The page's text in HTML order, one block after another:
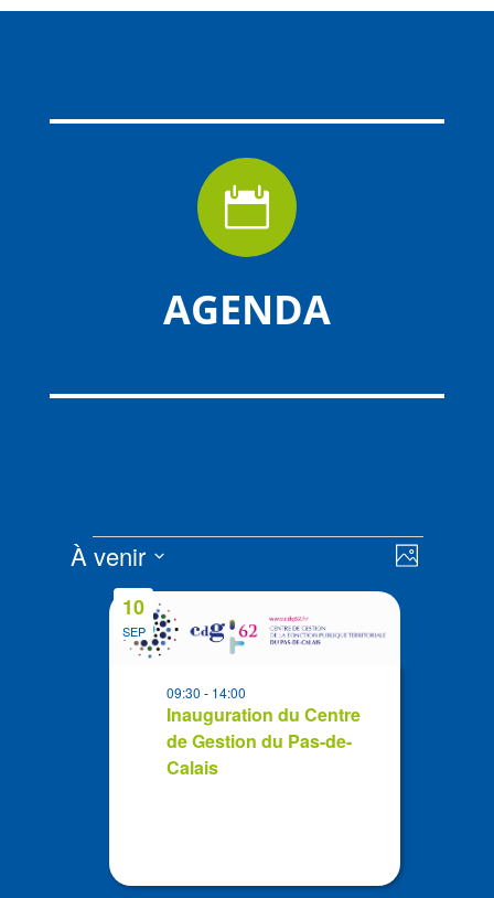

AGENDA
Évènements de
Photo
À venir
Sélectionnez
List
events
SEP
10
Inauguration du Centre
de Gestion du Pas-de-
Calais
09:30- 14:00